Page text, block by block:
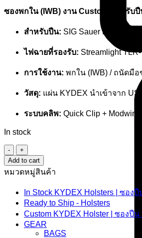
ซองพกใน (IWB) งาน Custom สำหรับ
สำหรับปืน: SIG Sauer P365XL
ไฟฉายที่รองรับ: Streamlight
การใช้งาน: พกใน (IWB) / ถนัดมือ
วัสดุ: แผ่น KYDEX นำเข้าจาก
ระบบคลิพ: Quick Clip + Modwing
In stock
ซอง
พกใน
KYDEX
SIG
Sauer
P365XL
ติดไฟ
Add to cart
หมวดหมู่สินค้า
In Stock KYDEX Holsters | ซอง
Ready to Ship - Holsters
Custom KYDEX Holster | ซองปื
GEAR
BAGS